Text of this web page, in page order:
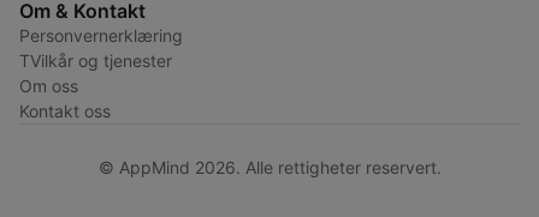
Om & Kontakt
Personvernerklæring
TVilkår og tjenester
Om oss
Kontakt oss
© AppMind 2026. Alle rettigheter reservert.